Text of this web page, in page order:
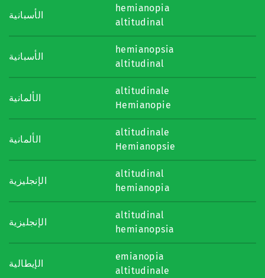
الأسبانية
hemianopia
altitudinal
الأسبانية
hemianopsia
altitudinal
الألمانية
altitudinale
Hemianopie
الألمانية
altitudinale
Hemianopsie
الإنجليزية
altitudinal
hemianopia
الإنجليزية
altitudinal
hemianopsia
الإيطالية
emianopia
altitudinale